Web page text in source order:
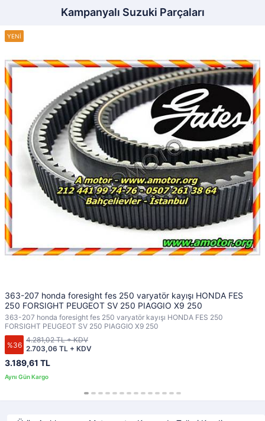
Kampanyalı Suzuki Parçaları
363-207 honda foresight fes 250 varyatör kayışı HONDA FES
250 FORSIGHT PEUGEOT SV 250 PIAGGIO X9 250
363-207 honda foresight fes 250 varyatör kayışı HONDA FES 250
FORSIGHT PEUGEOT SV 250 PIAGGIO X9 250
%36
3.189,61 TL
2.703,06 TL + KDV
4.281,02 TL + KDV